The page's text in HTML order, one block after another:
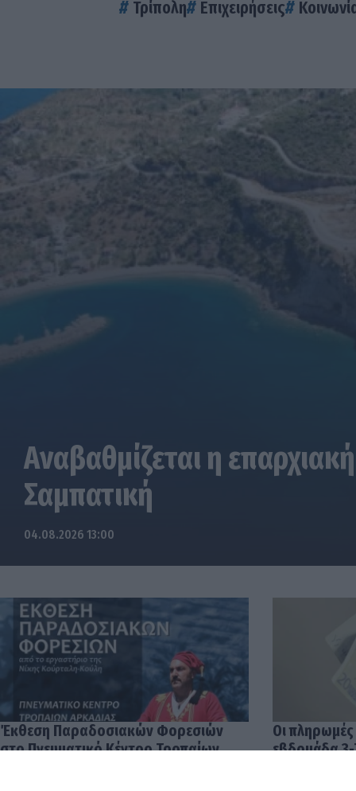
Τρίπολη Επιχειρήσεις
Αναβαθμίζεται η
Σαμπατική
04.08.2026 13:00
Έκθεση Παραδοσιακών Φορεσιών
στο Πνευματικό Κέντρο Τροπαίων
Οι
εβδομάδα